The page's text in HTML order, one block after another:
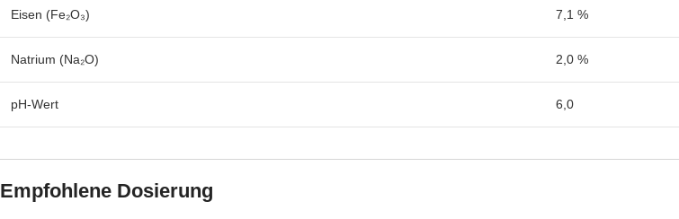
Eisen (Fe₂O₃) 7,1 %
Natrium (Na₂O) 2,0 %
pH-Wert 6,0
Empfohlene Dosierung